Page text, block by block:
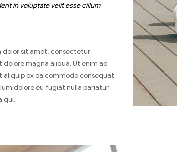
in voluptate velit esse cillum
dolor sit amet, consectetur
magna aliqua. Ut enim ad
aliquip ex ea commodo consequat.
dolore eu fugiat nulla pariatur.
qui.